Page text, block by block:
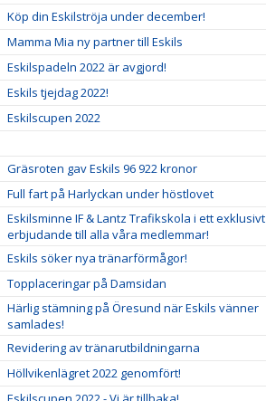
Köp din Eskilströja under december!
Mamma Mia ny partner till Eskils
Eskilspadeln 2022 är avgjord!
Eskils tjejdag 2022!
Eskilscupen 2022
Gräsroten gav Eskils 96 922 kronor
Full fart på Harlyckan under höstlovet
Eskilsminne IF & Lantz Trafikskola i ett exklusivt
erbjudande till alla våra medlemmar!
Eskils söker nya tränarförmågor!
Topplaceringar på Damsidan
Härlig stämning på Öresund när Eskils vänner
samlades!
Revidering av tränarutbildningarna
Höllvikenlägret 2022 genomfört!